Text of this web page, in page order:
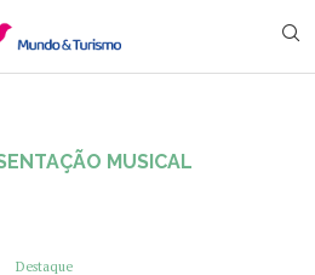
MUSICAL
Destaque